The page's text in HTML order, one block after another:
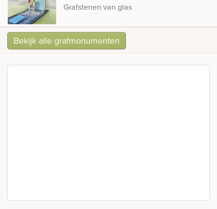
Grafstenen van glas
Bekijk alle grafmonumenten